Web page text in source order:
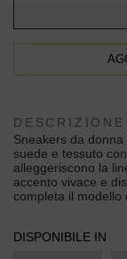
DESCRIZIONE
Sneakers da
suede e tessuto
alleggeriscono la
accento vivace e
completa il modello
DISPONIBILE IN